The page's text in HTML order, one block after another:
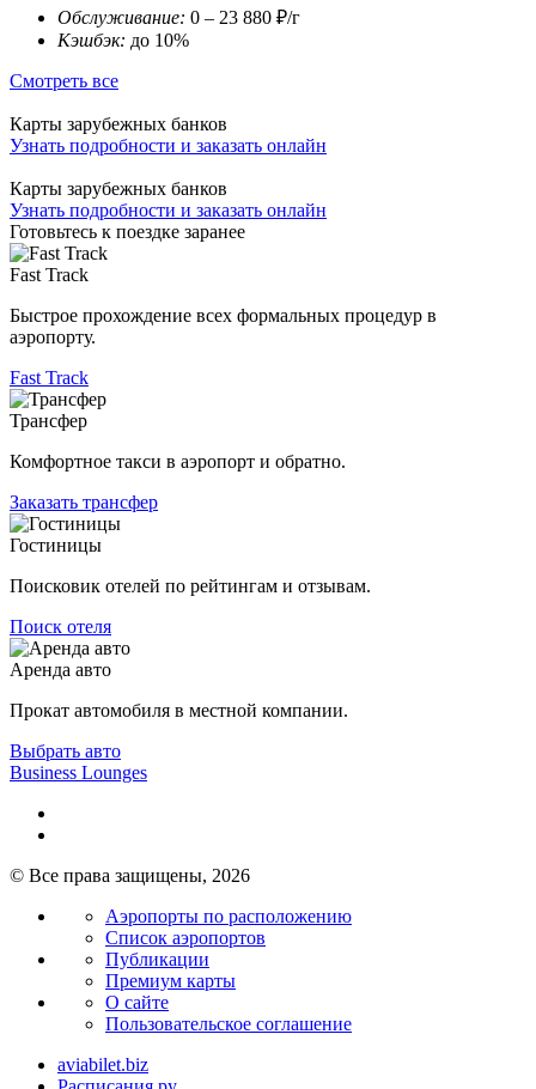
Обслуживание: 0 – 23 880 ₽/г
Кэшбэк: до 10%
Смотреть все
Карты зарубежных банков
Узнать подробности и заказать онлайн
Карты зарубежных банков
Узнать подробности и заказать онлайн
Готовьтесь к поездке заранее
Fast Track
Быстрое прохождение всех формальных процедур в
аэропорту.
Fast Track
Трансфер
Комфортное такси в аэропорт и обратно.
Заказать трансфер
Гостиницы
Поисковик отелей по рейтингам и отзывам.
Поиск отеля
Аренда авто
Прокат автомобиля в местной компании.
Выбрать авто
Business Lounges
© Все права защищены, 2026
Аэропорты по расположению
Список аэропортов
Публикации
Премиум карты
О сайте
Пользовательское соглашение
aviabilet.biz